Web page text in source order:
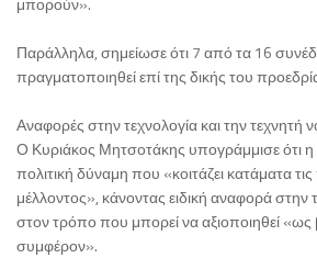
Παράλληλα, σημείωσε ότι 7 από τα 16
πραγματοποιηθεί επί της δικής του
Αναφορές στην τεχνολογία και την τεχνητή
Ο Κυριάκος Μητσοτάκης υπογράμμισε ότι η
πολιτική δύναμη που «κοιτάζει κατάματα
μέλλοντος», κάνοντας ειδική αναφορά στην
στον τρόπο που μπορεί να αξιοποιηθεί «ως
συμφέρον».